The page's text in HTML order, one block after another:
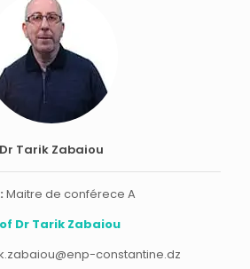
Dr Tarik Zabaiou
Maitre de conférece A
of Dr Tarik Zabaiou
constantine.dz